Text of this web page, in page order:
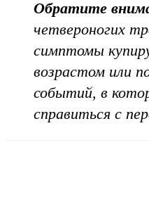
Обратите
четвероногих
симптомы
возрастом или
событий, в
справиться с